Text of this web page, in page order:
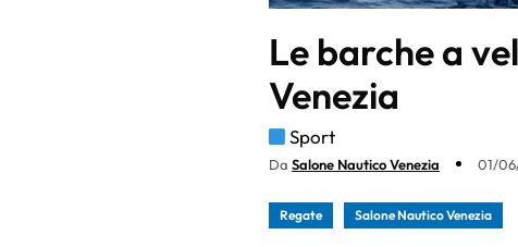
Le barche a
Venezia
Sport
Da Salone Nautico Venezia 01/
Regate Salone Nautico Venezia